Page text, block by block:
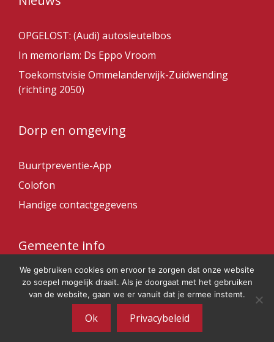
OPGELOST: (Audi) autosleutelbos
In memoriam: Ds Eppo Vroom
Toekomstvisie Ommelanderwijk-Zuidwending
(richting 2050)
Dorp en omgeving
Buurtpreventie-App
Colofon
Handige contactgegevens
Gemeente info
Gemeente Veendam
© 2026 Ommelanderwijk
We gebruiken cookies om ervoor te zorgen dat onze website
zo soepel mogelijk draait. Als je doorgaat met het gebruiken
van de website, gaan we er vanuit dat je ermee instemt.
Ok Privacybeleid